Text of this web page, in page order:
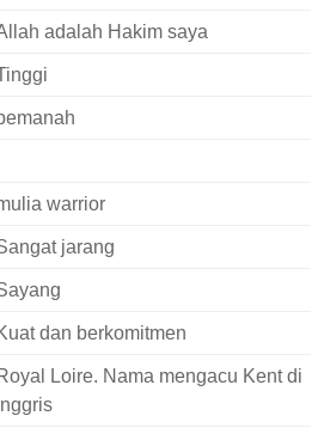
adalah Hakim saya
warrior
jarang
dan berkomitmen
Loire. Nama mengacu Kent di
Inggris